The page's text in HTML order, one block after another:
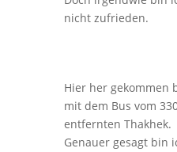
nicht zufrieden.
Hier her gekommen
mit dem Bus vom
entfernten Thakhek.
Genauer gesagt bin